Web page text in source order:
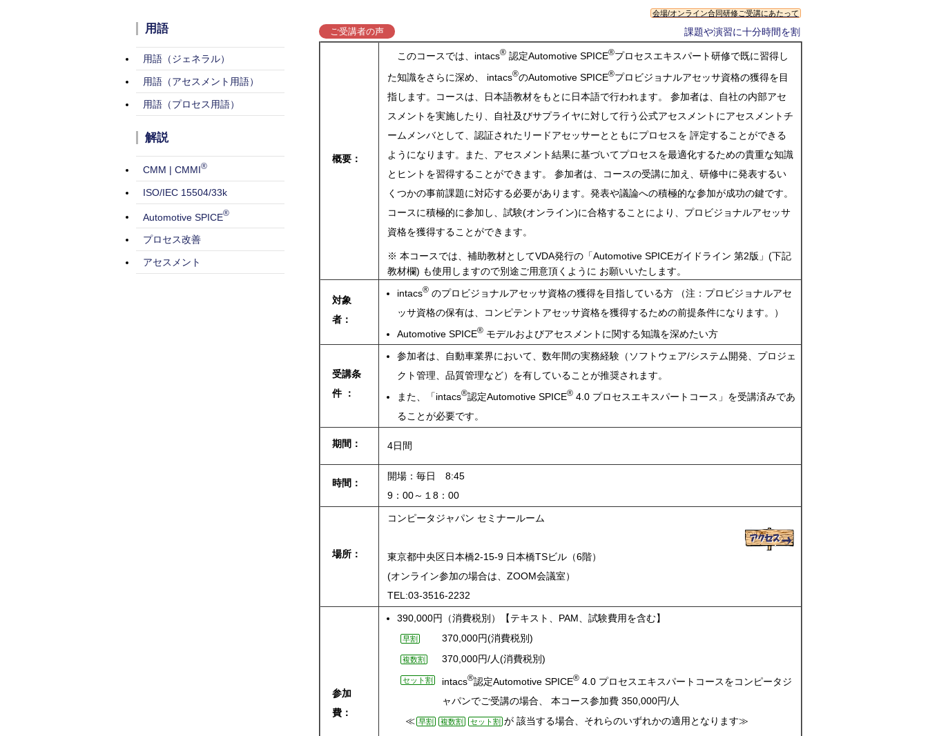
会場/オンライン合同研修ご受講にあたって
ご受講者の声 課題や演習に十分時間を割くことで、学んだことを再確
概要：
このコースでは、intacs® 認定Automotive SPICE®プロセスエキスパート研修で既に習得し
た知識をさらに深め、 intacs®のAutomotive SPICE®プロビジョナルアセッサ資格の獲得を目
指します。コースは、日本語教材をもとに日本語で行われます。 参加者は、自社の内部アセ
スメントを実施したり、自社及びサプライヤに対して行う公式アセスメントにアセスメントチ
ームメンバとして、認証されたリードアセッサーとともにプロセスを 評定することができる
ようになります。また、アセスメント結果に基づいてプロセスを最適化するための貴重な知識
とヒントを習得することができます。 参加者は、コースの受講に加え、研修中に発表するい
くつかの事前課題に対応する必要があります。発表や議論への積極的な参加が成功の鍵です。
コースに積極的に参加し、試験(オンライン)に合格することにより、プロビジョナルアセッサ
資格を獲得することができます。
※ 本コースでは、補助教材としてVDA発行の「Automotive SPICEガイドライン 第2版」(下記
教材欄) も使用しますので別途ご用意頂くように お願いいたします。
対象
者：
intacs® のプロビジョナルアセッサ資格の獲得を目指している方 （注：プロビジョナルアセ
ッサ資格の保有は、コンピテントアセッサ資格を獲得するための前提条件になります。）
Automotive SPICE® モデルおよびアセスメントに関する知識を深めたい方
受講条
件 ：
参加者は、自動車業界において、数年間の実務経験（ソフトウェア/システム開発、プロジェ
クト管理、品質管理など）を有していることが推奨されます。
また、「intacs®認定Automotive SPICE® 4.0 プロセスエキスパートコース」を受講済みであ
ることが必要です。
期間： 4日間
時間：
開場：毎日 8:45
9：00～１8：00
場所：
コンピータジャパン セミナールーム
東京都中央区日本橋2-15-9 日本橋TSビル（6階）
(オンライン参加の場合は、ZOOM会議室）
TEL:03-3516-2232
参加
費：
390,000円（消費税別）【テキスト、PAM、試験費用を含む】
早割 370,000円(消費税別)
複数割 370,000円/人(消費税別)
セット割 intacs®認定Automotive SPICE® 4.0 プロセスエキスパートコースをコンピータジ
ャパンでご受講の場合、 本コース参加費 350,000円/人
≪ 早割 複数割 セット割 が 該当する場合、それらのいずれかの適用となります≫
用語
用語（ジェネラル）
用語（アセスメント用語）
用語（プロセス用語）
解説
CMM | CMMI®
ISO/IEC 15504/33k
Automotive SPICE®
プロセス改善
アセスメント